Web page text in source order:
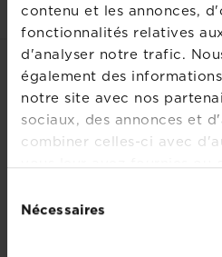
contenu et les annonces,
fonctionnalités relatives
d'analyser notre trafic.
également des
notre site avec nos
sociaux, des annonces et
combiner celles-ci avec
vous leur avez fournies ou
duNécessaires
LES